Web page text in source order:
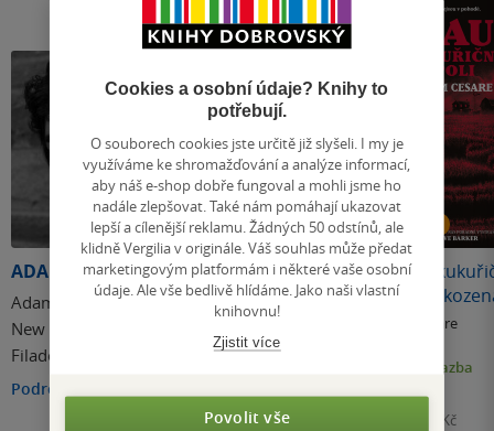
ADAM CESARE
Adam Cesare se narodil v
New Yorku, ale žije ve
Filadelfii. Je autorem knih
Video Night, The Summer
Podrobnosti
Klaun v kukuřičném
poli
Adam Cesare
3.6
289 Kč
Běžně319 Kč
Poškozené
Klaun v
poli
Adam Cesare
pevná vazba
159 Kč
399 Kč
Cookies a osobní údaje? Knihy to
potřebují.
O souborech cookies jste určitě již slyšeli. I my je
využíváme ke shromažďování a analýze informací,
aby náš e-shop dobře fungoval a mohli jsme ho
nadále zlepšovat. Také nám pomáhají ukazovat
lepší a cílenější reklamu. Žádných 50 odstínů, ale
klidně Vergilia v originále. Váš souhlas může předat
marketingovým platformám i některé vaše osobní
údaje. Ale vše bedlivě hlídáme. Jako naši vlastní
knihovnu!
Zjistit více
Povolit vše